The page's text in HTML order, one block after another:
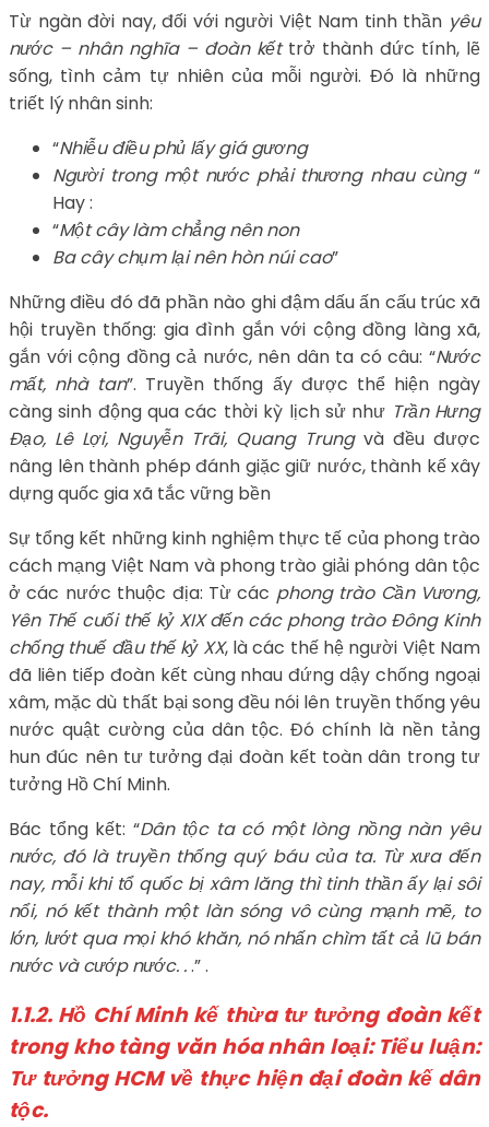
Từ ngàn đời nay, đối với người Việt Nam tinh thần yêu
nước – nhân nghĩa – đoàn kếttrở thành đức tính, lẽ
sống, tình cảm tự nhiên của mỗi người. Đó là những
triết lý nhân sinh:
“Nhiễu điều phủ lấy giá gương
Người trong một nước phải thương nhau cùng“
Hay :
“Một cây làm chẳng nên non
Ba cây chụm lại nên hòn núi cao”
Những điều đó đã phần nào ghi đậm dấu ấn cấu trúc xã
hội truyền thống: gia đình gắn với cộng đồng làng xã,
gắn với cộng đồng cả nước, nên dân ta có câu: “Nước
mất, nhà tan”. Truyền thống ấy được thể hiện ngày
càng sinh động qua các thời kỳ lịch sử như Trần Hưng
Đạo, Lê Lợi, Nguyễn Trãi, Quang Trungvà đều được
nâng lên thành phép đánh giặc giữ nước, thành kế xây
dựng quốc gia xã tắc vững bền
Sự tổng kết những kinh nghiệm thực tế của phong trào
cách mạng Việt Nam và phong trào giải phóng dân tộc
ở các nước thuộc địa: Từ các phong trào Cần Vương,
Yên Thế cuối thế kỷ XIX đến các phong trào Đông Kinh
chống thuế đầu thế kỷ XX, là các thế hệ người Việt Nam
đã liên tiếp đoàn kết cùng nhau đứng dậy chống ngoại
xâm, mặc dù thất bại song đều nói lên truyền thống yêu
nước quật cường của dân tộc. Đó chính là nền tảng
hun đúc nên tư tưởng đại đoàn kết toàn dân trong tư
tưởng Hồ Chí Minh.
Bác tổng kết: “Dân tộc ta có một lòng nồng nàn yêu
nước, đó là truyền thống quý báu của ta. Từ xưa đến
nay, mỗi khi tổ quốc bị xâm lăng thì tinh thần ấy lạisôi
nổi, nó kết thành một làn sóng vô cùng mạnh mẽ, to
lớn, lướt qua mọi khó khăn, nó nhấn chìm tất cả lũ bán
nước và cướp nước. ..” .
1.1.2. Hồ Chí Minh kế thừa tư tưởng đoàn kết
trong kho tàng văn hóa nhân loại:Tiểu luận:
Tư tưởng HCM về thực hiện đại đoàn kế dân
tộc.